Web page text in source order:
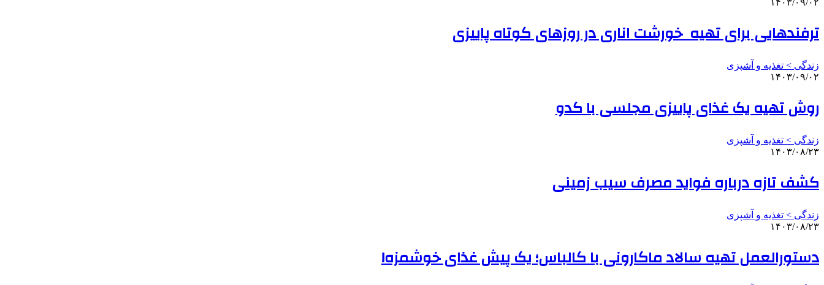
۱۴۰۳/۰۹/۰۲
ترفندهایی برای تهیه خورشت‌ اناری در روزهای کوتاه پاییزی
زندگی > تغذیه و آشپزی
۱۴۰۳/۰۹/۰۲
روش تهیه یک غذای پاییزی مجلسی با کدو
زندگی > تغذیه و آشپزی
۱۴۰۳/۰۸/۲۳
کشف تازه درباره فواید مصرف سیب‌ زمینی
زندگی > تغذیه و آشپزی
۱۴۰۳/۰۸/۲۳
دستورالعمل تهیه سالاد ماکارونی با کالباس؛ یک پیش غذای خوشمزه!